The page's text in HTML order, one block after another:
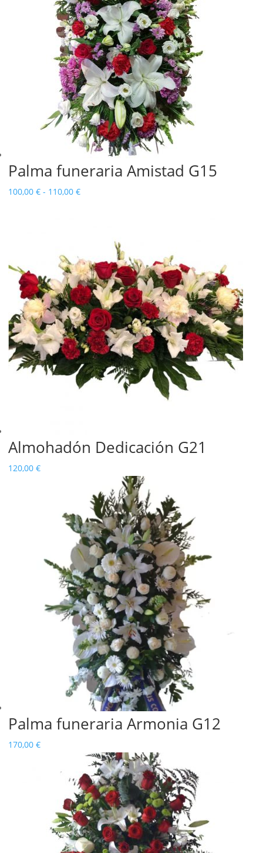
195,00 €
Palma funeraria Amistad G15
100,00 € - 110,00 €Rango
hasta
110,00 €
Almohadón Dedicación G21
120,00 €
Palma funeraria Armonia G12
170,00 €